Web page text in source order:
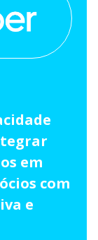
tenho
agir.
levará
do